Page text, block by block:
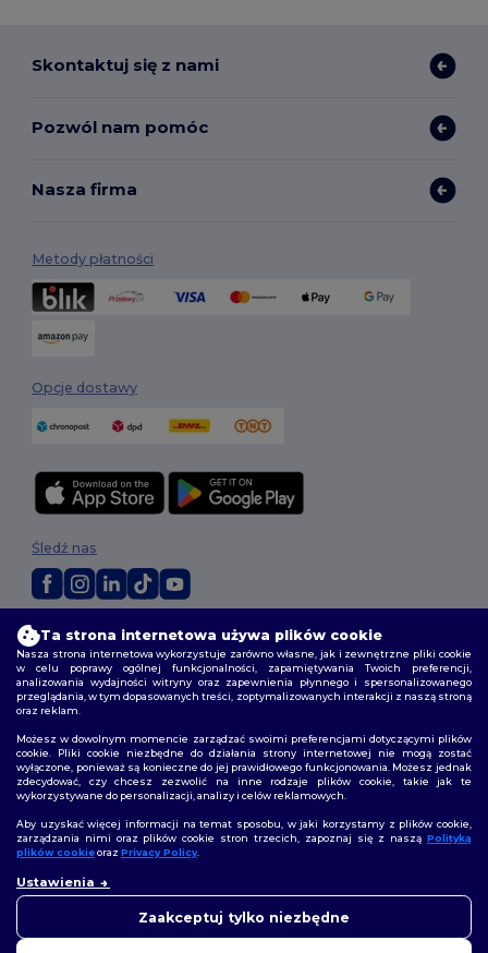
Skontaktuj się z nami
Pozwól nam pomóc
Nasza firma
Metody płatności
Opcje dostawy
2026. Wszelkie prawa zastrzeżone
Warunki i Zasady|Polityka niestandardowa|polityka prywatności|
Polityka plików cookie|Mapa strony
Śledź nas
Ta strona internetowa używa plików cookie
Nasza strona internetowa wykorzystuje zarówno własne, jak i zewnętrzne pliki cookie
w celu poprawy ogólnej funkcjonalności, zapamiętywania Twoich preferencji,
analizowania wydajności witryny oraz zapewnienia płynnego i spersonalizowanego
przeglądania, w tym dopasowanych treści, zoptymalizowanych interakcji z naszą stroną
oraz reklam.
Możesz w dowolnym momencie zarządzać swoimi preferencjami dotyczącymi plików
cookie. Pliki cookie niezbędne do działania strony internetowej nie mogą zostać
wyłączone, ponieważ są konieczne do jej prawidłowego funkcjonowania. Możesz jednak
zdecydować, czy chcesz zezwolić na inne rodzaje plików cookie, takie jak te
wykorzystywane do personalizacji, analizy i celów reklamowych.
Aby uzyskać więcej informacji na temat sposobu, w jaki korzystamy z plików cookie,
zarządzania nimi oraz plików cookie stron trzecich, zapoznaj się z naszą Polityką
plików cookieoraz Privacy Policy.
Ustawienia
Zaakceptuj tylko niezbędne
skontaktować się z nami w